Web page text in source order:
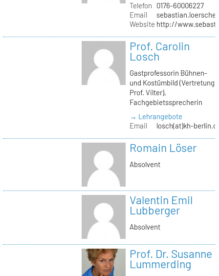
Telefon
0176-60006227
Email
Website http://
Prof. Carolin
Losch
Gastprofessorin Bühnen-
und Kostümbild (Vertretung
Prof. Vilter),
Fachgebietssprecherin
→ Lehrangebote
Email
losch(at)kh-
Romain Löser
Absolvent
Valentin Emil
Lubberger
Absolvent
Prof. Dr. Susanne
Lummerding